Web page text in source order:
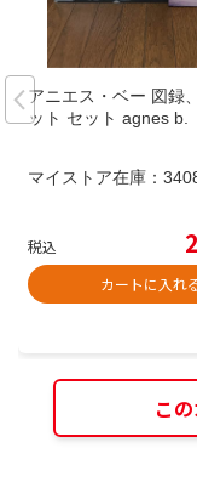
アニエス・ベー 図録
ット セット agnes b.
マイストア在庫：
税込
カートに入れ
こ